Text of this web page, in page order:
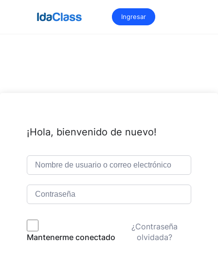
Ingresar
¡Hola, bienvenido de nuevo!
Mantenerme conectado
¿Contraseña
olvidada?